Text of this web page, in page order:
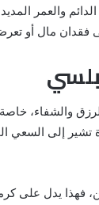
والعمر
فقدان مال أو
والشفاء،
تشير إلى السعي
فهذا يدل على
بالبراز
في
المنام:
سيرين